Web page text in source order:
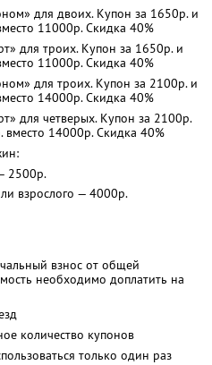
для двоих. Купон за 1650р. и
11000р.Скидка 40%
для троих. Купон за 1650р. и
11000р.Скидка 40%
для троих. Купон за 2100р. и
14000р.Скидка 40%
для четверых. Купон за 2100р.
вместо 14000р.Скидка 40%
2500р.
взрослого — 4000р.
взнос от общей
необходимо доплатить на
количество купонов
только один раз